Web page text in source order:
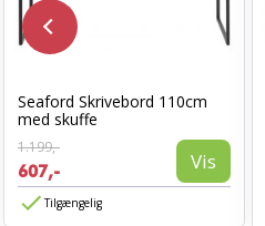
Seaford Skrivebord 110cm
med skuffe
1.199,-
607,- Vis
Tilgængelig